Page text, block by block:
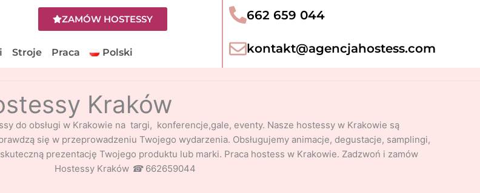
ZAMÓW HOSTESSY
Stroje Praca Polski
662 659 044​
kontakt@agencjahostess.com
Kraków
do obsługi w Krakowie na targi, konferencje,gale, eventy. Nasze hostessy w Krakowie są
się w przeprowadzeniu Twojego wydarzenia. Obsługujemy animacje, degustacje, samplingi,
prezentację Twojego produktu lub marki. Praca hostess w Krakowie. Zadzwoń i zamów
Hostessy Kraków ☎ 662659044
H
s
e
y